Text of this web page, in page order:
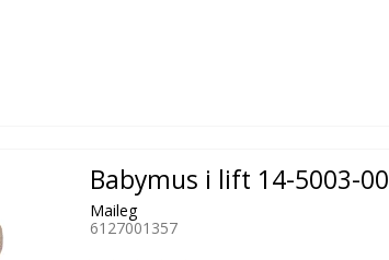
Babymus i lift 14-5003-00
Maileg
6127001357